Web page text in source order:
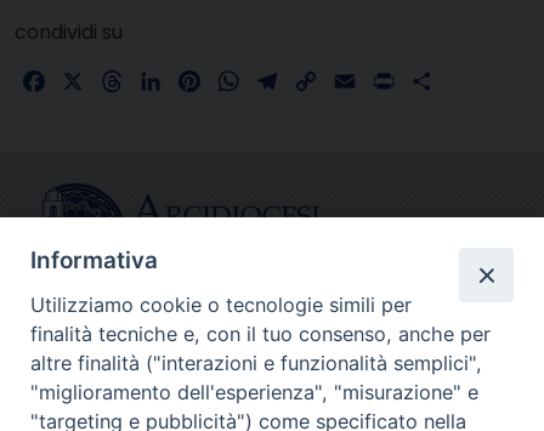
condividi su
FacebookThreadsLinkedInPinterestWhatsApp
Telegram
Copy Email Print
CONTATTI
info@fermodiocesi.it
pec:economato.diocesifermo@legalmail.it
Informativa
Utilizziamo cookie o tecnologie simili per
finalità tecniche e, con il tuo consenso, anche per
altre finalità ("interazioni e funzionalità semplici",
"miglioramento dell'esperienza", "misurazione" e
"targeting e pubblicità") come specificato nella